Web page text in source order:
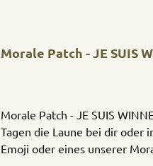
Morale Patch - JE SUIS
Morale Patch - JE SUIS
Tagen die Laune bei dir oder
Emoji oder eines unserer